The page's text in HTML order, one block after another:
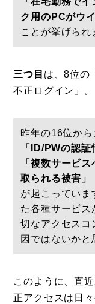
ク用のPCがウ
ことが挙げられ
三つ目 は、8位の
不正ログイン」。
昨年の16位から
「ID/PWの認証
「複数サービ
取られる被害」
が起こっていま
た各種サービス
切なアクセスコ
因ではないかと
このように、直
正アクセスは日